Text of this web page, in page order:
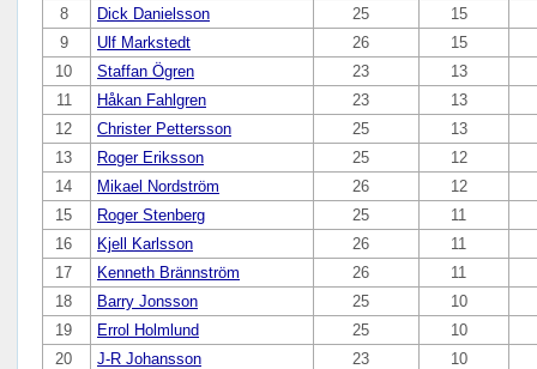
8
Dick Danielsson 25
15
9
Ulf Markstedt 26
15
10
Staffan Ögren 23
13
11
Håkan Fahlgren 23
13
12
Christer Pettersson 25
13
13
Roger Eriksson 25
12
14
Mikael Nordström 26
12
15
Roger Stenberg 25
11
16
Kjell Karlsson 26
11
17
Kenneth Brännström 26
11
18
Barry Jonsson 25
10
19
Errol Holmlund 25
10
20
J-R Johansson 23
10